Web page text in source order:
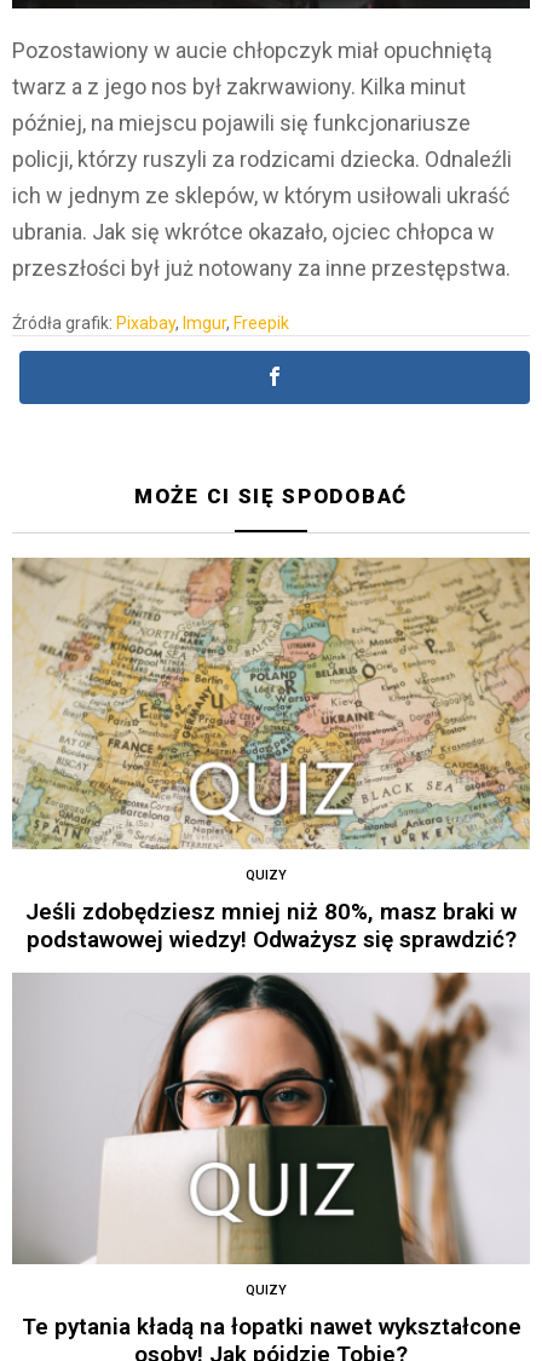
Pozostawiony w aucie chłopczyk miał opuchniętą
twarz a z jego nos był zakrwawiony. Kilka minut
później, na miejscu pojawili się funkcjonariusze
policji, którzy ruszyli za rodzicami dziecka. Odnaleźli
ich w jednym ze sklepów, w którym usiłowali ukraść
ubrania. Jak się wkrótce okazało, ojciec chłopca w
przeszłości był już notowany za inne przestępstwa.
Źródła grafik: Pixabay, Imgur, Freepik
MOŻE CI SIĘ SPODOBAĆ
QUIZY
Jeśli zdobędziesz mniej niż 80%, masz braki w
podstawowej wiedzy! Odważysz się sprawdzić?
QUIZY
Te pytania kładą na łopatki nawet wykształcone
osoby! Jak pójdzie Tobie?